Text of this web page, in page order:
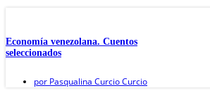
Economía venezolana. Cuentos
seleccionados
por Pasqualina Curcio Curcio